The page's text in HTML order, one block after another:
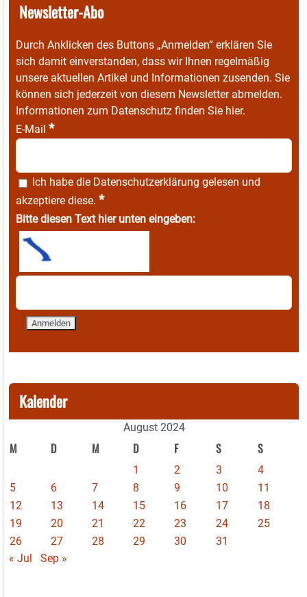
Newsletter-Abo
Durch Anklicken des Buttons „Anmelden“ erklären Sie
sich damit einverstanden, dass wir Ihnen regelmäßig
unsere aktuellen Artikel und Informationen zusenden. Sie
können sich jederzeit von diesem Newsletter abmelden.
Informationen zum Datenschutz finden Sie hier.
E-Mail *
Ich habe die Datenschutzerklärung gelesen und
akzeptiere diese. *
Bitte diesen Text hier unten eingeben:
Kalender
August 2024
M D M D F S S
1 2 3
4
5
6 7 8 9 10
11
12
13 14 15 16 17
18
19
20 21 22 23 24
25
26
27 28 29 30
31
« Jul
Sep »